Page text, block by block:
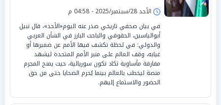
الأحد 28/سبتمبر/2025 - 04:58 م
في بيان صحفي تاريخي صدر عنه اليوم«الأحد»، قال نبيل
أبوالياسين، الحقوقي والباحث البارز في الشأن العربي
والدولي: في لحظة تكشف فيها الأمم عن ضميرها أو
غيابه، وقف العالم على منبر الأمم المتحدة ليشهد
مفارقة مأساوية تكاد تكون سوريالية، حيث يمنح المجرم
منصة ليخطب بالعالم بينما يُحرم الضحايا حتى من حق
الحضور والاستماع إليهم.